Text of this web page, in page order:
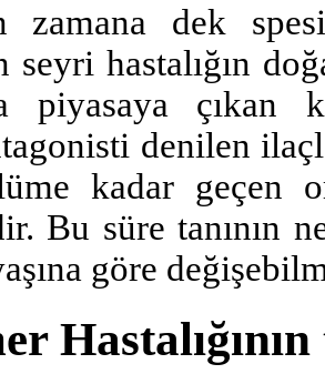
zamana dek
seyri hastalığın
piyasaya
denilen
kadar
Bu süre tanının
göre